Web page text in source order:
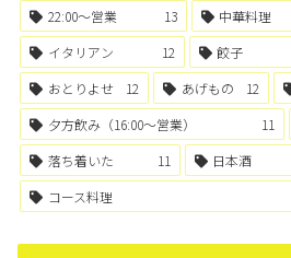
22:00〜営業
13 中華料理
イタリアン
12 餃子
おとりよせ
12 あげもの 12
夕方飲み（16:00〜営業）
11
落ち着いた
11 日本酒
コース料理